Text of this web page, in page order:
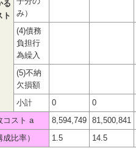
る
ト
み）
(4)債務
負担行
為繰入
(5)不納
欠損額
小計 0 0
コスト a 8,594,749 81,500,841
成比率） 1.5 14.5